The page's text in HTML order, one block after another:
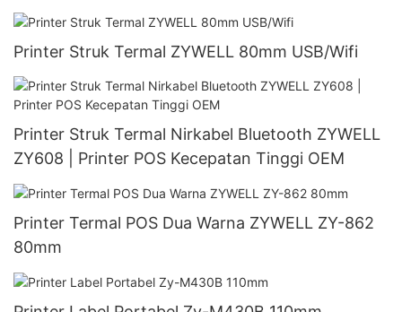
Printer Struk Termal ZYWELL 80mm USB/Wifi
Printer Struk Termal Nirkabel Bluetooth ZYWELL
ZY608 | Printer POS Kecepatan Tinggi OEM
Printer Termal POS Dua Warna ZYWELL ZY-862
80mm